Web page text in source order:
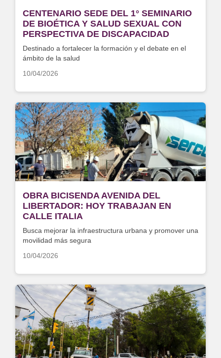
CENTENARIO SEDE DEL 1° SEMINARIO
DE BIOÉTICA Y SALUD SEXUAL CON
PERSPECTIVA DE DISCAPACIDAD
Destinado a fortalecer la formación y el debate en el
ámbito de la salud
10/04/2026
OBRA BICISENDA AVENIDA DEL
LIBERTADOR: HOY TRABAJAN EN
CALLE ITALIA
Busca mejorar la infraestructura urbana y promover una
movilidad más segura
10/04/2026